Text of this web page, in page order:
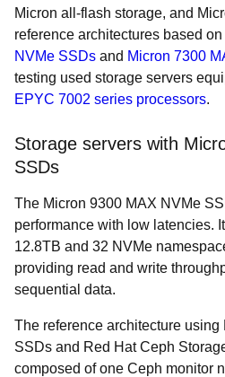
Micron all-flash storage, and
reference architectures based on
NVMe SSDs and Micron 7300
testing used storage servers
EPYC 7002 series processors.
Storage servers with
SSDs
The Micron 9300 MAX NVMe
performance with low latencies.
12.8TB and 32 NVMe
providing read and write
sequential data.
The reference architecture
SSDs and Red Hat Ceph
composed of one Ceph monitor